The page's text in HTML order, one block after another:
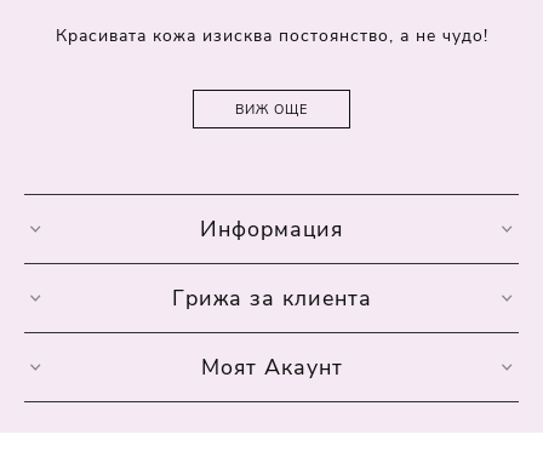
Красивата кожа изисква постоянство, а не чудо!
ВИЖ ОЩЕ
Информация
Грижа за клиента
Моят Акаунт